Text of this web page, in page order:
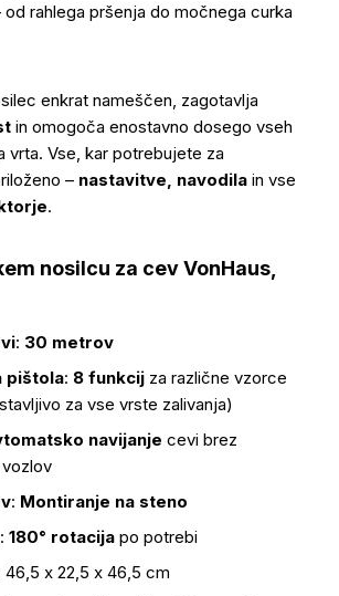
od rahlega pršenja do močnega curka
enkrat nameščen, zagotavlja
in omogoča enostavno dosego vseh
vrta. Vse, kar potrebujete za
– nastavitve, navodila in vse
.
nosilcu za cev VonHaus,
: 30 metrov
pištola: 8 funkcij za različne vzorce
za vse vrste zalivanja)
navijanje cevi brez
: Montiranje na steno
: 180° rotacija po potrebi
46,5 x 22,5 x 46,5 cm